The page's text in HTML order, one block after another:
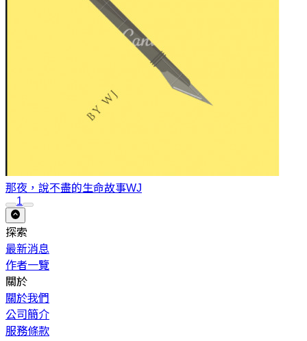
那夜，說不盡的生命故事WJ
1
探索
最新消息
作者一覽
關於
關於我們
公司簡介
服務條款